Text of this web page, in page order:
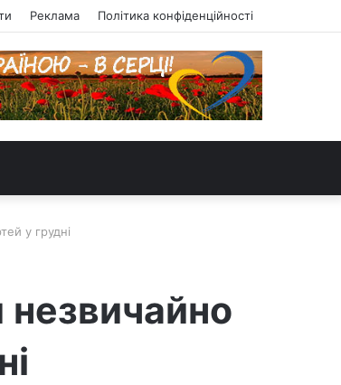
Реклама Політика конфіденційності
у грудні
незвичайно